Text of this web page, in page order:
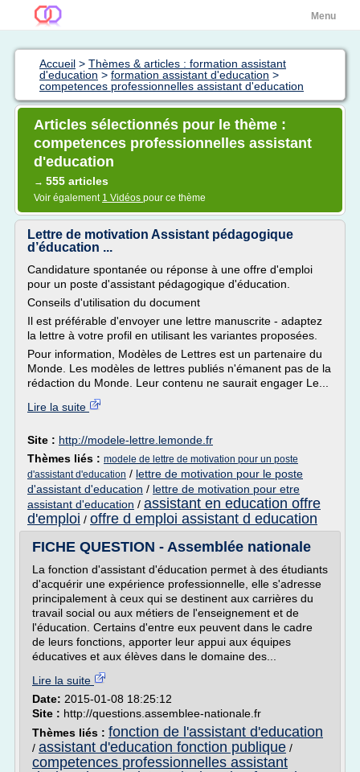
Menu
Accueil > Thèmes & articles : formation assistant
d'education > formation assistant d'education >
competences professionnelles assistant d'education
Articles sélectionnés pour le thème :
competences professionnelles assistant
d'education
→ 555 articles
Voir également 1 Vidéos pour ce thème
Lettre de motivation Assistant pédagogique
d’éducation ...
Candidature spontanée ou réponse à une offre d'emploi
pour un poste d'assistant pédagogique d'éducation.
Conseils d'utilisation du document
Il est préférable d'envoyer une lettre manuscrite - adaptez
la lettre à votre profil en utilisant les variantes proposées.
Pour information, Modèles de Lettres est un partenaire du
Monde. Les modèles de lettres publiés n'émanent pas de la
rédaction du Monde. Leur contenu ne saurait engager Le...
Lire la suite
Site : http://modele-lettre.lemonde.fr
Thèmes liés : modele de lettre de motivation pour un poste
d'assistant d'education / lettre de motivation pour le poste
d'assistant d'education / lettre de motivation pour etre
assistant d'education / assistant en education offre
d'emploi / offre d emploi assistant d education
FICHE QUESTION - Assemblée nationale
La fonction d'assistant d'éducation permet à des étudiants
d'acquérir une expérience professionnelle, elle s'adresse
principalement à ceux qui se destinent aux carrières du
travail social ou aux métiers de l'enseignement et de
l'éducation. Certains d'entre eux peuvent dans le cadre
de leurs fonctions, apporter leur appui aux équipes
éducatives et aux élèves dans le domaine des...
Lire la suite
Date: 2015-01-08 18:25:12
Site : http://questions.assemblee-nationale.fr
Thèmes liés : fonction de l'assistant d'education
/ assistant d'education fonction publique /
competences professionnelles assistant